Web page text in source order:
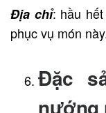
Địa chỉ: hầu
phục vụ món
Đặc
nướng